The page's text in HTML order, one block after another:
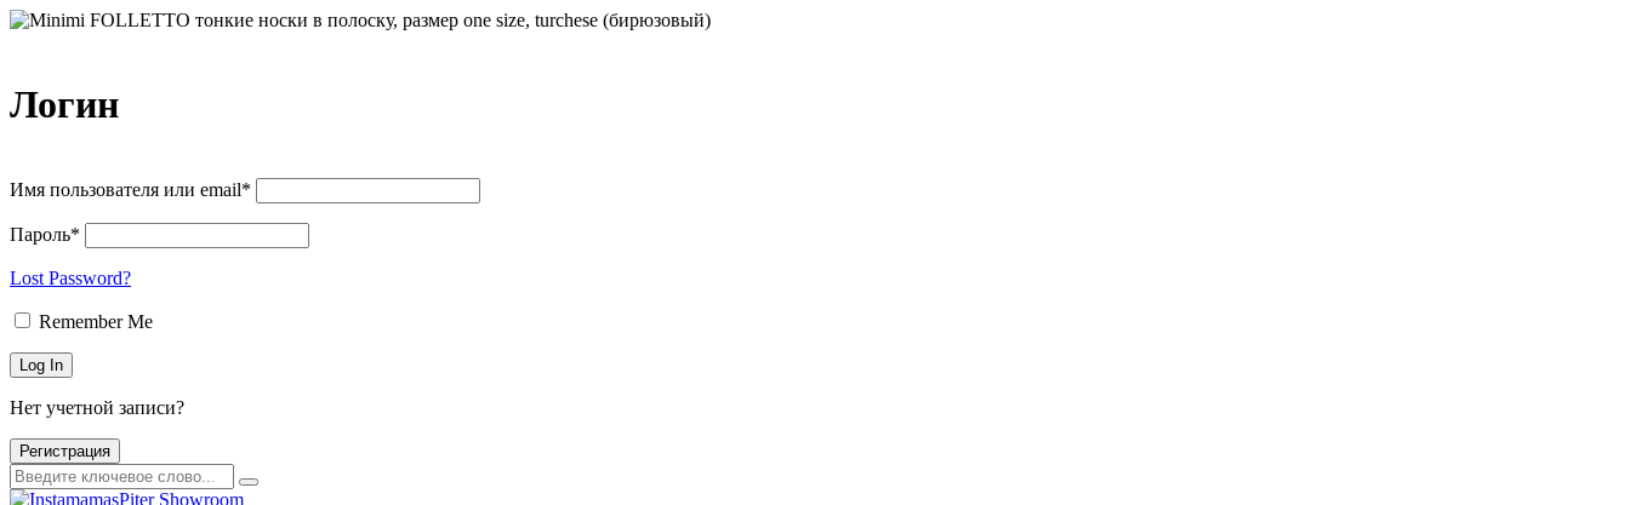
Логин
Имя пользователя или email*
Пароль*
Lost Password?
Remember Me
Нет учетной записи?
Регистрация